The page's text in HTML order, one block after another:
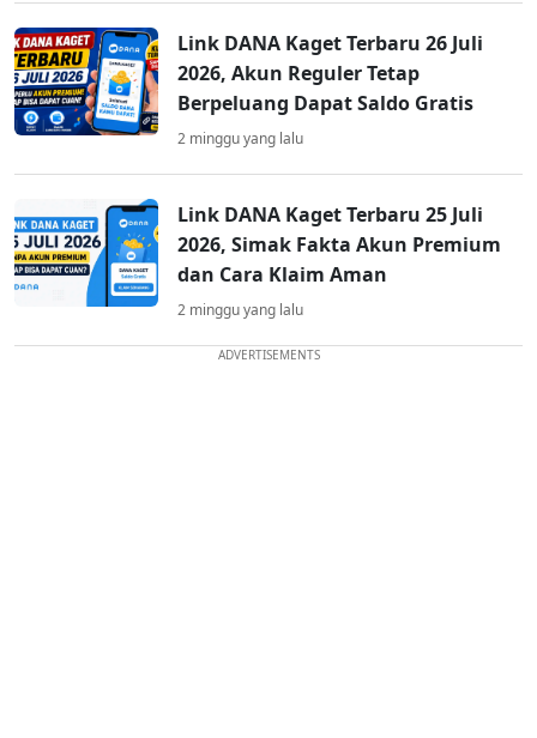
Link DANA Kaget Terbaru 26 Juli
2026, Akun Reguler Tetap
Berpeluang Dapat Saldo Gratis
2 minggu yang lalu
Link DANA Kaget Terbaru 25 Juli
2026, Simak Fakta Akun Premium
dan Cara Klaim Aman
2 minggu yang lalu
ADVERTISEMENTS